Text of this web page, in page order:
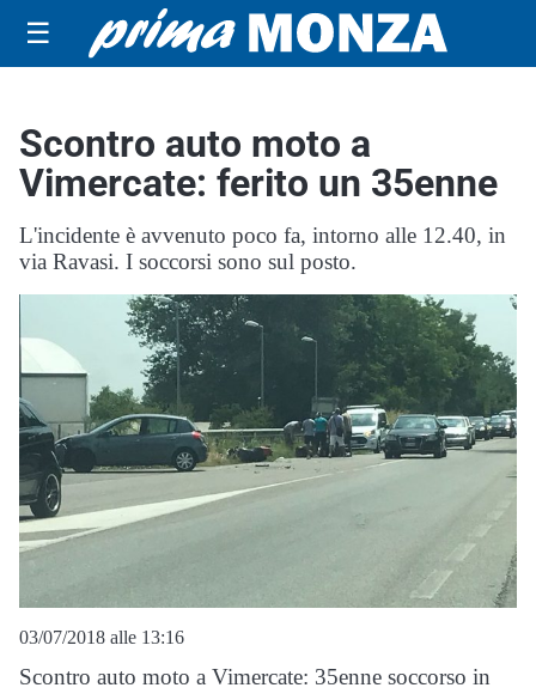
☰
Scontro auto moto a
Vimercate: ferito un 35enne
L'incidente è avvenuto poco fa, intorno alle 12.40, in
via Ravasi. I soccorsi sono sul posto.
03/07/2018 alle 13:16
Scontro auto moto a Vimercate: 35enne soccorso in